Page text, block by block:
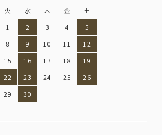
火 水 木 金
土
1
2 3 4
5
8 9 10 11
12
15 16 17 18
19
22 23 24 25
26
29 30